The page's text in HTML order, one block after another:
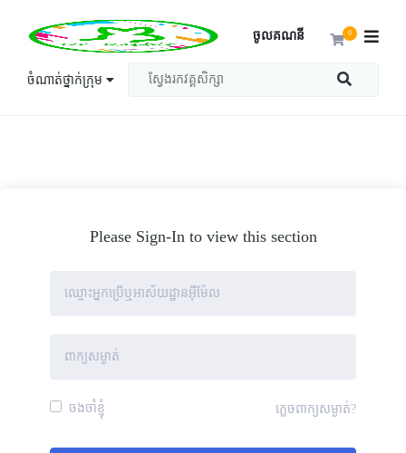
ចំណាត់ថ្នាក់ក្រុម
0
ចូលគណនី
Please Sign-In to view this section
ចងចាំខ្ញុំ ភ្លេចពាក្យសម្ងាត់?